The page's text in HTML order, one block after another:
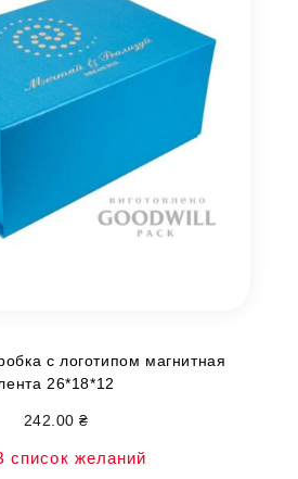
с логотипом магнитная
26*18*12
242.00 ₴
список желаний